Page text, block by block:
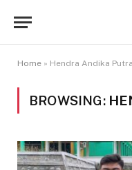
Home » Hendra Andika Putra
BROWSING: